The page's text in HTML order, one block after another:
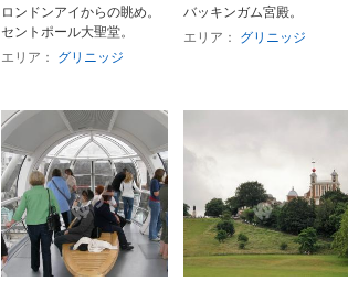
ロンドンアイからの眺め。
セントポール大聖堂。
エリア： グリニッジ
バッキンガム宮殿。
エリア： グリニッジ